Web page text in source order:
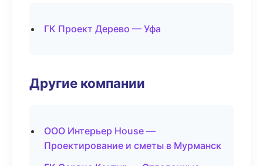
ГК Проект Дерево — Уфа
Другие компании
ООО Интерьер House —
Проектирование и сметы в Мурманск